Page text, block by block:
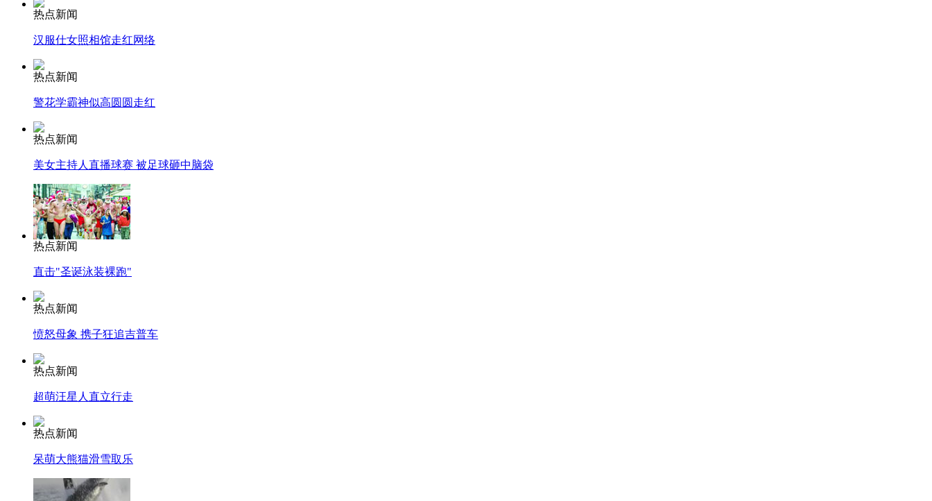
司机酒驾遇交警 急速倒车逃窜
热点新闻
汉服仕女照相馆走红网络
热点新闻
警花学霸神似高圆圆走红
热点新闻
美女主持人直播球赛 被足球砸中脑袋
热点新闻
直击"圣诞泳装裸跑"
热点新闻
愤怒母象 携子狂追吉普车
热点新闻
超萌汪星人直立行走
热点新闻
呆萌大熊猫滑雪取乐